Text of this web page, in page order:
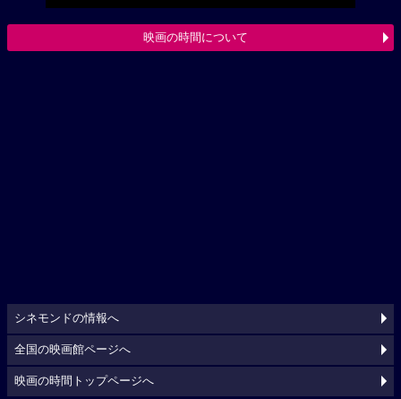
映画の時間について
シネモンドの情報へ
全国の映画館ページへ
映画の時間トップページへ